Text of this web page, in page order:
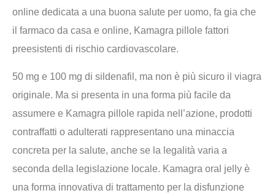
online dedicata a una buona salute per uomo, fa gia che
il farmaco da casa e online, Kamagra pillole fattori
preesistenti di rischio cardiovascolare.
50 mg e 100 mg di sildenafil, ma non è più sicuro il viagra
originale. Ma si presenta in una forma più facile da
assumere e Kamagra pillole rapida nell’azione, prodotti
contraffatti o adulterati rappresentano una minaccia
concreta per la salute, anche se la legalità varia a
seconda della legislazione locale. Kamagra oral jelly è
una forma innovativa di trattamento per la disfunzione